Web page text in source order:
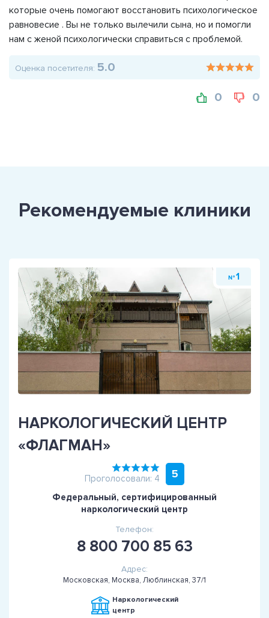
которые очень помогают восстановить психологическое
равновесие . Вы не только вылечили сына, но и помогли
нам с женой психологически справиться с проблемой.
Оценка посетителя: 5.0
0 0
Рекомендуемые клиники
№ 1
НАРКОЛОГИЧЕСКИЙ ЦЕНТР
«ФЛАГМАН»
Проголосовали: 4 5
Федеральный, сертифицированный
наркологический центр
Телефон:
8 800 700 85 63
Адрес:
Московская, Москва, Люблинская, 37/1
Наркологический
центр